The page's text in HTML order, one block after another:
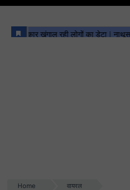
Home वायरल